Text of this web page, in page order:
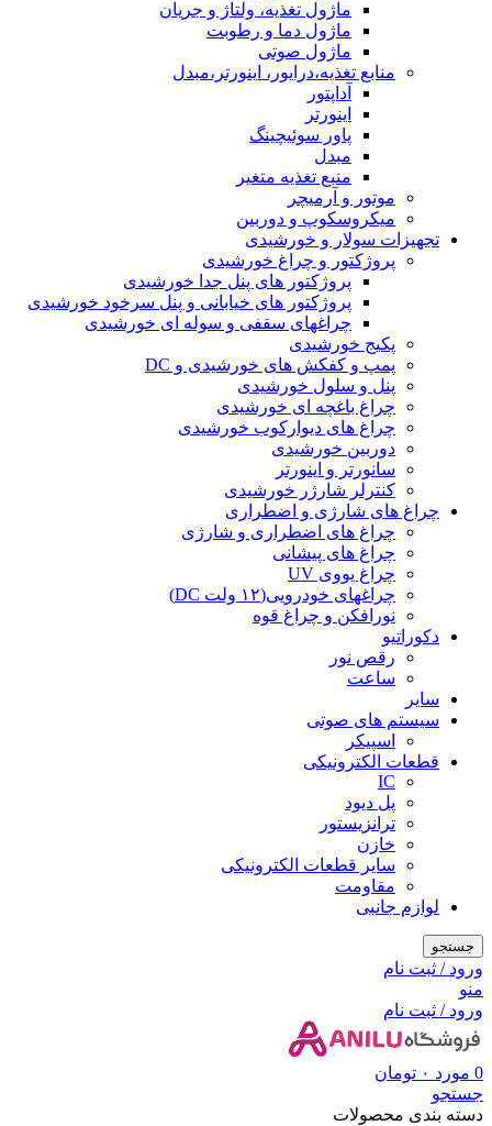
ماژول تغذیه، ولتاژ و جریان
ماژول دما و رطوبت
ماژول صوتی
منابع تغذیه،درایور، اینورتر،مبدل
آداپتور
اینورتر
پاور سوئیچینگ
مبدل
منبع تغذیه متغیر
موتور و آرمیچر
میکروسکوپ و دوربین
تجهیزات سولار و خورشیدی
پروژکتور و چراغ خورشیدی
پروژکتور های پنل جدا خورشیدی
پروژکتور های خیابانی و پنل سرخود خورشیدی
چراغهای سقفی و سوله ای خورشیدی
پکیج خورشیدی
پمپ و کفکش های خورشیدی و DC
پنل و سلول خورشیدی
چراغ باغچه ای خورشیدی
چراغ های دیوارکوب خورشیدی
دوربین خورشیدی
سانورتر و اینورتر
کنترلر شارژر خورشیدی
چراغ های شارژی و اضطراری
چراغ های اضطراری و شارژی
چراغ های پیشانی
چراغ یووی UV
چراغهای خودرویی(۱۲ ولت DC)
نورافکن و چراغ قوه
دکوراتیو
رقص نور
ساعت
سایر
سیستم های صوتی
اسپیکر
قطعات الکترونیکی
IC
پل دیود
ترانزیستور
خازن
سایر قطعات الکترونیکی
مقاومت
لوازم جانبی
جستجو
ورود / ثبت نام
منو
ورود / ثبت نام
0 مورد ۰ تومان
جستجو
دسته بندی محصولات